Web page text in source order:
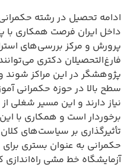
ادامه تحصیل در رشته
داخل ایران فرصت همکاری
پرورش و مرکز بررسی‌های
فارغ‌التحصیلان دکتری
پژوهشگر در این مراکز
سطح بالا در حوزه حکمرانی
نیاز دارند و این مسیر شغلی
برخوردار است و همکاری با
تأثیرگذاری بر سیاست‌های
حکمرانی به عنوان بستری
آزمایشگاه خط مشی